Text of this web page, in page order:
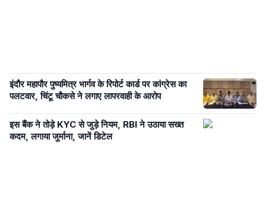
इंदौर महापौर पुष्यमित्र भार्गव के रिपोर्ट कार्ड पर कांग्रेस का
पलटवार, चिंटू चौकसे ने लगाए लापरवाही के आरोप
इस बैंक ने तोड़े KYC से जुड़े नियम, RBI ने उठाया सख्त
कदम, लगाया जुर्माना, जानें डिटेल